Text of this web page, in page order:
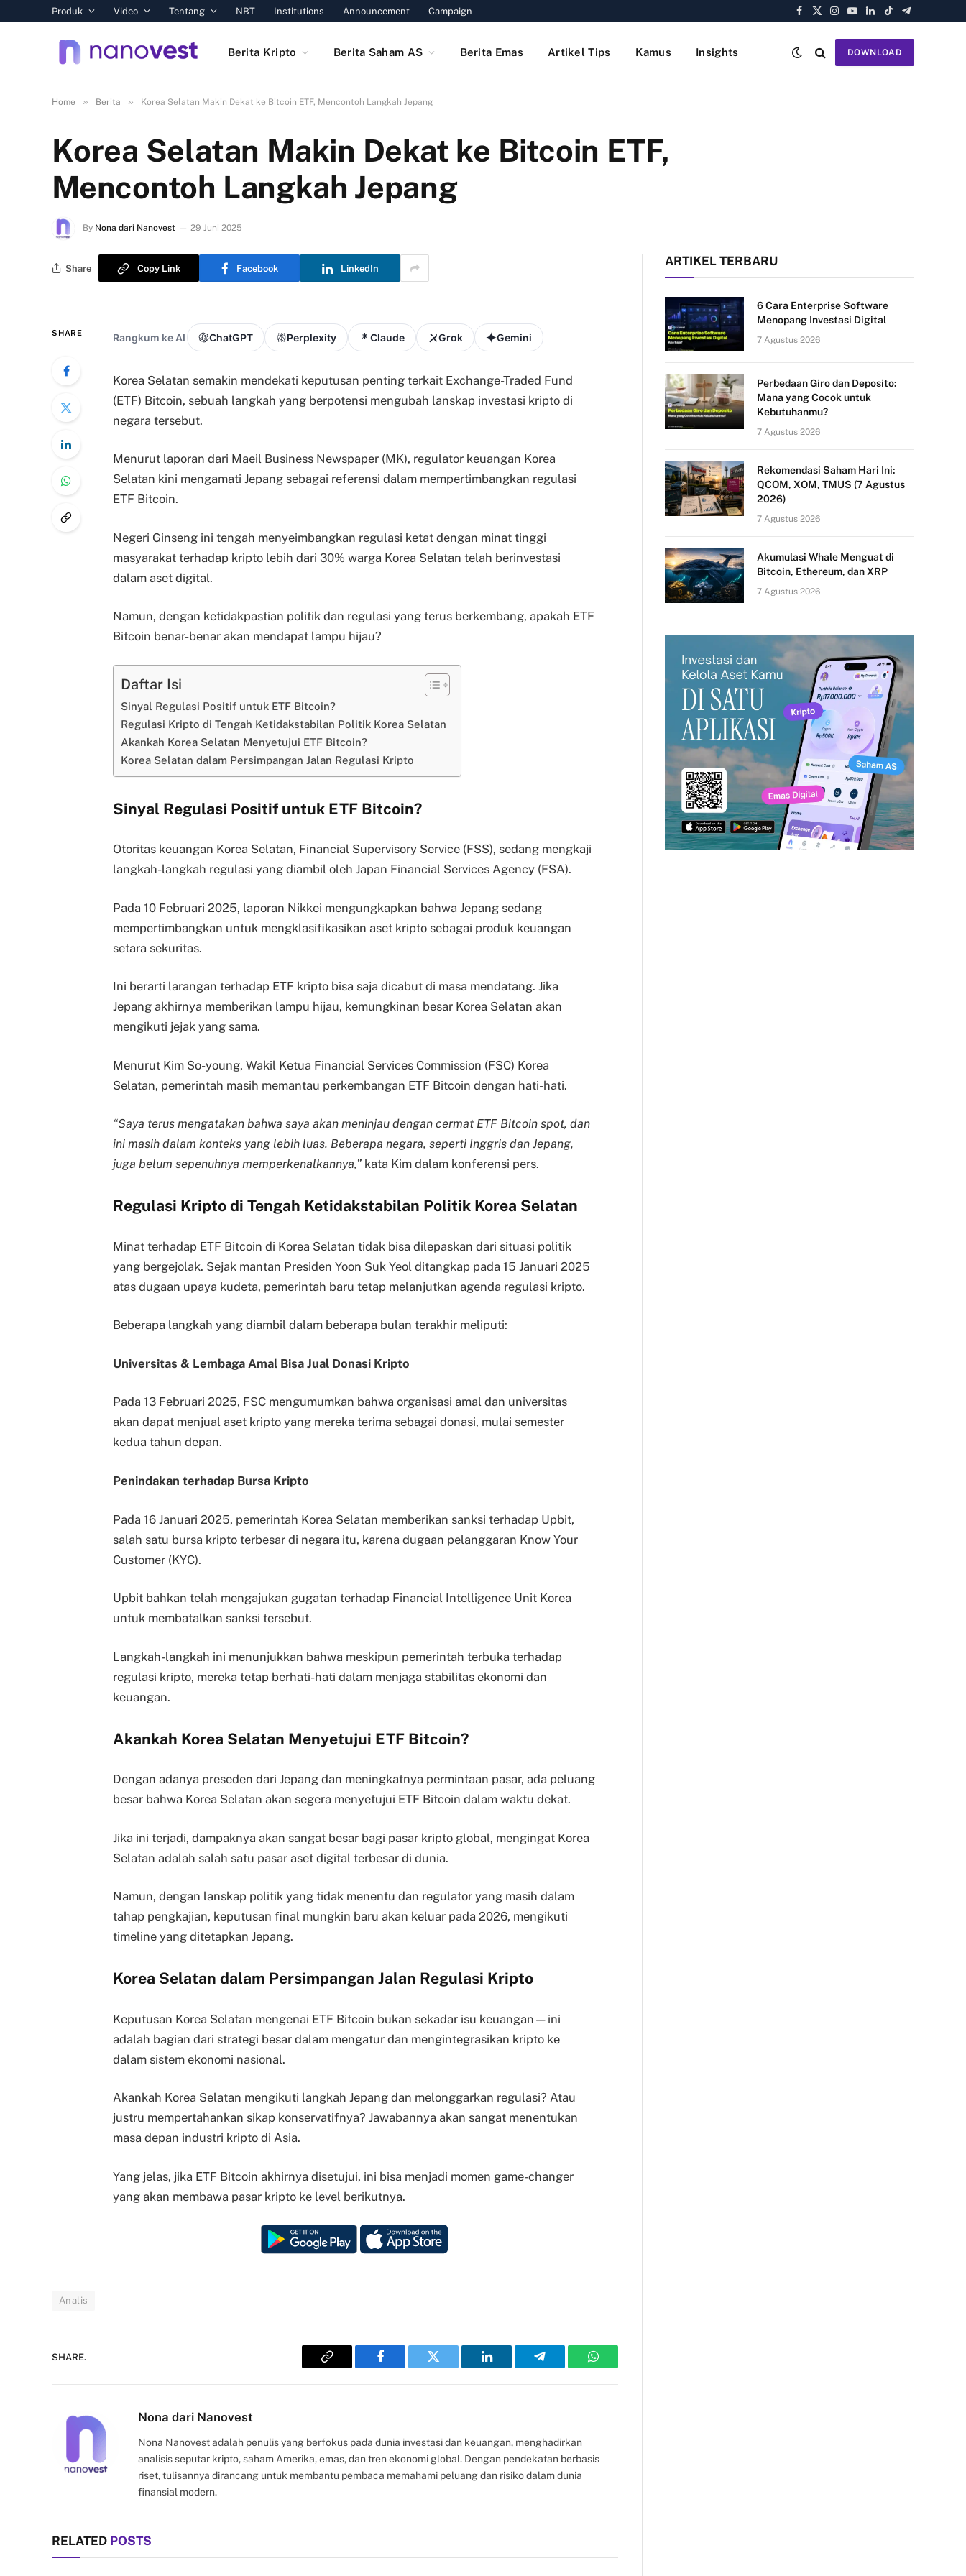
Produk Video Tentang NBT Institutions Announcement Campaign
Facebook
X
Instagram
YouTube
LinkedIn
TikTokTelegram
Berita Kripto Berita Saham AS Berita Emas Artikel Tips Kamus Insights DOWNLOAD
Home » Berita » Korea Selatan Makin Dekat ke Bitcoin ETF, Mencontoh Langkah Jepang
Korea Selatan Makin Dekat ke Bitcoin ETF,
Mencontoh Langkah Jepang
By Nona dari Nanovest 29 Juni 2025
Share Copy Link Facebook LinkedIn
SHARE Rangkum ke AI ChatGPT Perplexity Claude Grok Gemini
Korea Selatan semakin mendekati keputusan penting terkait Exchange-Traded Fund
(ETF) Bitcoin, sebuah langkah yang berpotensi mengubah lanskap investasi kripto di
negara tersebut.
Menurut laporan dari Maeil Business Newspaper (MK), regulator keuangan Korea
Selatan kini mengamati Jepang sebagai referensi dalam mempertimbangkan regulasi
ETF Bitcoin.
Negeri Ginseng ini tengah menyeimbangkan regulasi ketat dengan minat tinggi
masyarakat terhadap kripto lebih dari 30% warga Korea Selatan telah berinvestasi
dalam aset digital.
Namun, dengan ketidakpastian politik dan regulasi yang terus berkembang, apakah ETF
Bitcoin benar-benar akan mendapat lampu hijau?
Daftar Isi
Sinyal Regulasi Positif untuk ETF Bitcoin?
Regulasi Kripto di Tengah Ketidakstabilan Politik Korea Selatan
Akankah Korea Selatan Menyetujui ETF Bitcoin?
Korea Selatan dalam Persimpangan Jalan Regulasi Kripto
Sinyal Regulasi Positif untuk ETF Bitcoin?
Otoritas keuangan Korea Selatan, Financial Supervisory Service (FSS), sedang mengkaji
langkah-langkah regulasi yang diambil oleh Japan Financial Services Agency (FSA).
Pada 10 Februari 2025, laporan Nikkei mengungkapkan bahwa Jepang sedang
mempertimbangkan untuk mengklasifikasikan aset kripto sebagai produk keuangan
setara sekuritas.
Ini berarti larangan terhadap ETF kripto bisa saja dicabut di masa mendatang. Jika
Jepang akhirnya memberikan lampu hijau, kemungkinan besar Korea Selatan akan
mengikuti jejak yang sama.
Menurut Kim So-young, Wakil Ketua Financial Services Commission (FSC) Korea
Selatan, pemerintah masih memantau perkembangan ETF Bitcoin dengan hati-hati.
“Saya terus mengatakan bahwa saya akan meninjau dengan cermat ETF Bitcoin spot, dan
ini masih dalam konteks yang lebih luas. Beberapa negara, seperti Inggris dan Jepang,
juga belum sepenuhnya memperkenalkannya,” kata Kim dalam konferensi pers.
Regulasi Kripto di Tengah Ketidakstabilan Politik Korea Selatan
Minat terhadap ETF Bitcoin di Korea Selatan tidak bisa dilepaskan dari situasi politik
yang bergejolak. Sejak mantan Presiden Yoon Suk Yeol ditangkap pada 15 Januari 2025
atas dugaan upaya kudeta, pemerintah baru tetap melanjutkan agenda regulasi kripto.
Beberapa langkah yang diambil dalam beberapa bulan terakhir meliputi:
Universitas & Lembaga Amal Bisa Jual Donasi Kripto
Pada 13 Februari 2025, FSC mengumumkan bahwa organisasi amal dan universitas
akan dapat menjual aset kripto yang mereka terima sebagai donasi, mulai semester
kedua tahun depan.
Penindakan terhadap Bursa Kripto
Pada 16 Januari 2025, pemerintah Korea Selatan memberikan sanksi terhadap Upbit,
salah satu bursa kripto terbesar di negara itu, karena dugaan pelanggaran Know Your
Customer (KYC).
Upbit bahkan telah mengajukan gugatan terhadap Financial Intelligence Unit Korea
untuk membatalkan sanksi tersebut.
Langkah-langkah ini menunjukkan bahwa meskipun pemerintah terbuka terhadap
regulasi kripto, mereka tetap berhati-hati dalam menjaga stabilitas ekonomi dan
keuangan.
Akankah Korea Selatan Menyetujui ETF Bitcoin?
Dengan adanya preseden dari Jepang dan meningkatnya permintaan pasar, ada peluang
besar bahwa Korea Selatan akan segera menyetujui ETF Bitcoin dalam waktu dekat.
Jika ini terjadi, dampaknya akan sangat besar bagi pasar kripto global, mengingat Korea
Selatan adalah salah satu pasar aset digital terbesar di dunia.
Namun, dengan lanskap politik yang tidak menentu dan regulator yang masih dalam
tahap pengkajian, keputusan final mungkin baru akan keluar pada 2026, mengikuti
timeline yang ditetapkan Jepang.
Korea Selatan dalam Persimpangan Jalan Regulasi Kripto
Keputusan Korea Selatan mengenai ETF Bitcoin bukan sekadar isu keuangan—ini
adalah bagian dari strategi besar dalam mengatur dan mengintegrasikan kripto ke
dalam sistem ekonomi nasional.
Akankah Korea Selatan mengikuti langkah Jepang dan melonggarkan regulasi? Atau
justru mempertahankan sikap konservatifnya? Jawabannya akan sangat menentukan
masa depan industri kripto di Asia.
Yang jelas, jika ETF Bitcoin akhirnya disetujui, ini bisa menjadi momen game-changer
yang akan membawa pasar kripto ke level berikutnya.
Analis
SHARE.
Copy
Facebook Twitter LinkedIn Telegram WhatsApp
Nona dari Nanovest
Nona Nanovest adalah penulis yang berfokus pada dunia investasi dan keuangan, menghadirkan
analisis seputar kripto, saham Amerika, emas, dan tren ekonomi global. Dengan pendekatan berbasis
riset, tulisannya dirancang untuk membantu pembaca memahami peluang dan risiko dalam dunia
finansial modern.
RELATED POSTS
ARTIKEL TERBARU
6 Cara Enterprise Software
Menopang Investasi Digital
7 Agustus 2026
Perbedaan Giro dan Deposito:
Mana yang Cocok untuk
Kebutuhanmu?
7 Agustus 2026
Rekomendasi Saham Hari Ini:
QCOM, XOM, TMUS (7 Agustus
2026)
7 Agustus 2026
Akumulasi Whale Menguat di
Bitcoin, Ethereum, dan XRP
7 Agustus 2026